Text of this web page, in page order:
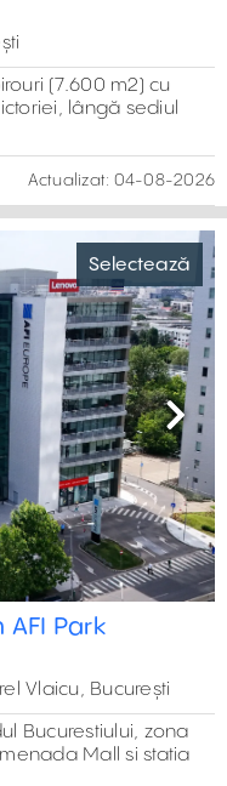
(7.600 m2) cu
lângă sediul
Actualizat: 04-08-2026
Selectează
Next
AFI Park
Vlaicu, București
Bucurestiului, zona
Mall si statia